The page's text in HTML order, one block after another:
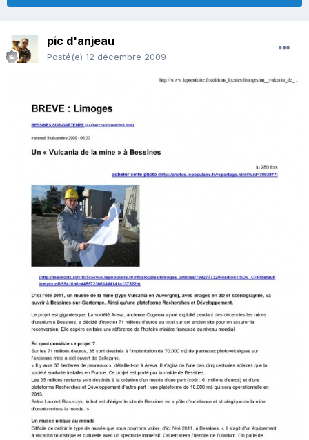
pic d'anjeau
Posté(e) 12 décembre 2009